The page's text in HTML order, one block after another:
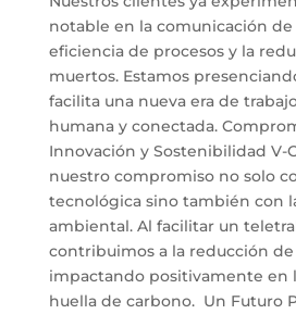
notable en la comunicación de
eficiencia de procesos y la
muertos. Estamos
facilita una nueva era de
humana y conectada.
Innovación y Sostenibilidad V-
nuestro compromiso no solo
tecnológica sino también con
ambiental. Al facilitar un
contribuimos a la reducción
impactando positivamente en
huella de carbono. Un Futuro